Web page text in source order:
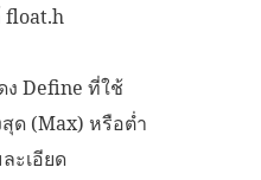
float.h
ง Define ที่ใช้
ด (Max) หรือต่ำ
ะเอียด